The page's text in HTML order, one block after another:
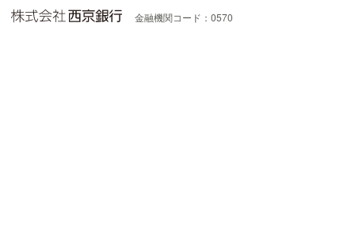
金融機関コード：0570